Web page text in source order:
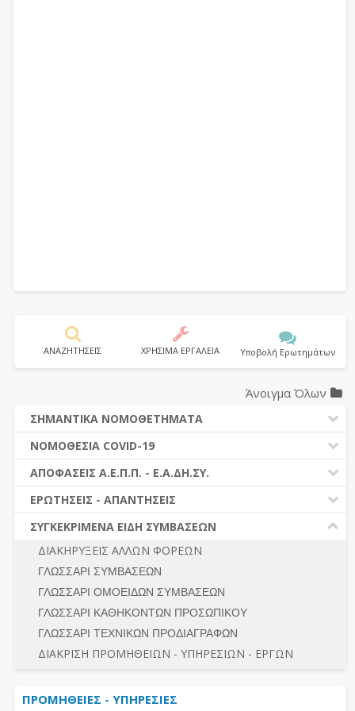
ΑΝΑΖΗΤΗΣΕΙΣ ΧΡΗΣΙΜΑ ΕΡΓΑΛΕΙΑ Υποβολή Ερωτημάτων
Άνοιγμα Όλων
ΣΗΜΑΝΤΙΚΑ ΝΟΜΟΘΕΤΗΜΑΤΑ
ΔΗΜΟΣΙΕΣ ΣΥΜΒΑΣΕΙΣ (Ν. 4412/2016)
ΔΗΜΟΤΙΚΟΣ ΚΩΔΙΚΑΣ (Ν.3463/2006)
ΚΑΛΛΙΚΡΑΤΗΣ (Ν.3852/2010)
ΝΟΜΟΘΕΣΙΑ - ΝΟΜΟΛΟΓΙΑ (ΣΥΝΟΛΟ)
ΝΟΜΟΘΕΣΙΑ COVID-19
ΝΟΜΟΘΕΣΙΑ - ΝΟΜΟΛΟΓΙΑ COVID -19
ΕΡΩΤΗΣΕΙΣ - ΑΠΑΝΤΗΣΕΙΣ
ΑΠΟΦΑΣΕΙΣ Α.Ε.Π.Π. - Ε.Α.ΔΗ.ΣΥ.
ΠΡΟΔΙΚΑΣΤΙΚΗ ΠΡΟΣΦΥΓΗ
ΓΕΝΙΚΟΙ ΚΑΝΟΝΕΣ
ΔΙΚΑΙΟΥΜΕΝΟΙ ΣΥΜΜΕΤΟΧΗΣ
ΠΡΟΣΦΟΡΕΣ – ΔΙΚΑΙΟΛΟΓΗΤΙΚΑ ΣΥΜΜΕΤΟΧΗΣ
ΔΙΕΞΑΓΩΓΗ ΔΙΑΔΙΚΑΣΙΑΣ
ΕΣΗΔΗΣ – ΚΗΜΔΗΣ
ΠΕΡΙΛΗΨΕΙΣ ΑΠΟΦΑΣΕΩΝ Α.Ε.Π.Π. - Ε.Α.ΔΗ.ΣΥ.
ΣΥΝΟΛΟ
ΕΡΩΤΗΣΕΙΣ - ΑΠΑΝΤΗΣΕΙΣ
Ν. 4782/2021 - ΤΡΟΠΟΠΟΙΗΣΗ 4412/2016
ΔΙΕΞΑΓΩΓΗ ΔΙΑΔΙΚΑΣΙΑΣ
ΔΙΑΔΙΚΑΣΙΕΣ ΑΝΑΘΕΣΗΣ
ΓΕΝΙΚΟΙ ΚΑΝΟΝΕΣ
ΠΡΟΕΤΟΙΜΑΣΙΑ - ΔΗΜΟΣΙΟΤΗΤΑ
ΛΟΓΟΙ ΑΠΟΚΛΕΙΣΜΟΥ-ΔΙΚΑΙΟΥΜΕΝΟΙ ΣΥΜΜΕΤΟΧΗΣ
ΠΡΟΣΦΟΡΕΣ - ΔΙΚΑΙΟΛΟΓΗΤΙΚΑ ΣΥΜΜΕΤΟΧΗΣ
ΣΥΓΚΕΚΡΙΜΕΝΑ ΕΙΔΗ ΣΥΜΒΑΣΕΩΝ
ΔΙΑΚΗΡΥΞΕΙΣ ΑΛΛΩΝ ΦΟΡΕΩΝ
ΓΛΩΣΣΑΡΙ ΣΥΜΒΑΣΕΩΝ
ΓΛΩΣΣΑΡΙ ΟΜΟΕΙΔΩΝ ΣΥΜΒΑΣΕΩΝ
ΓΛΩΣΣΑΡΙ ΚΑΘΗΚΟΝΤΩΝ ΠΡΟΣΩΠΙΚΟΥ
ΓΛΩΣΣΑΡΙ ΤΕΧΝΙΚΩΝ ΠΡΟΔΙΑΓΡΑΦΩΝ
ΔΙΑΚΡΙΣΗ ΠΡΟΜΗΘΕΙΩΝ - ΥΠΗΡΕΣΙΩΝ - ΕΡΓΩΝ
ΠΡΟΜΗΘΕΙΕΣ - ΥΠΗΡΕΣΙΕΣ